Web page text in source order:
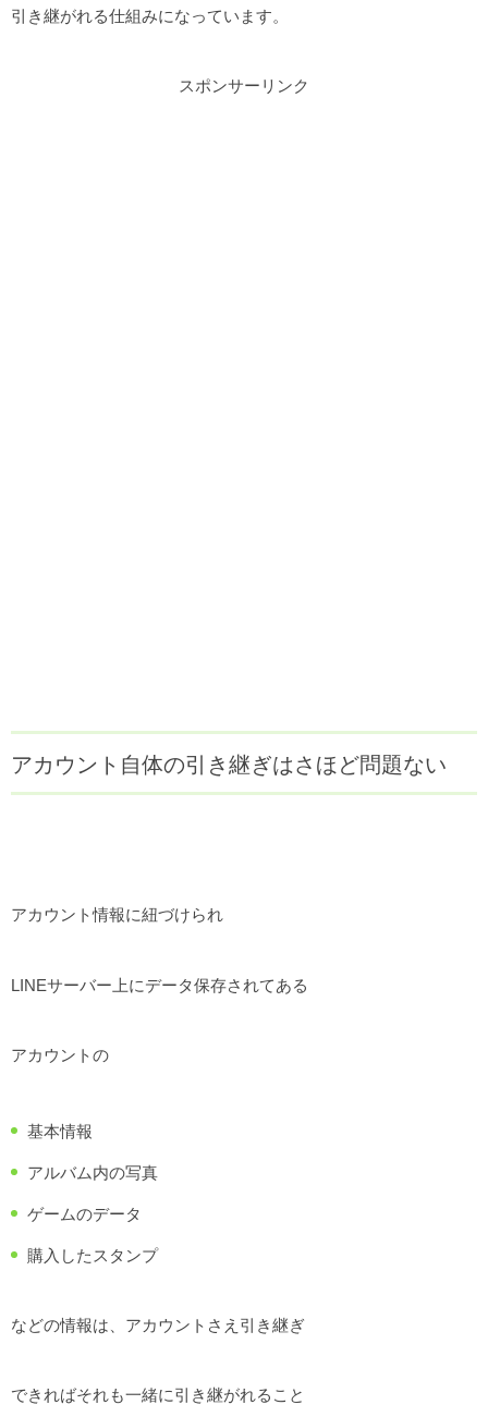
引き継がれる仕組みになっています。
スポンサーリンク
アカウント自体の引き継ぎはさほど問題ない
アカウント情報に紐づけられ
LINEサーバー上にデータ保存されてある
アカウントの
基本情報
アルバム内の写真
ゲームのデータ
購入したスタンプ
などの情報は、アカウントさえ引き継ぎ
できればそれも一緒に引き継がれること